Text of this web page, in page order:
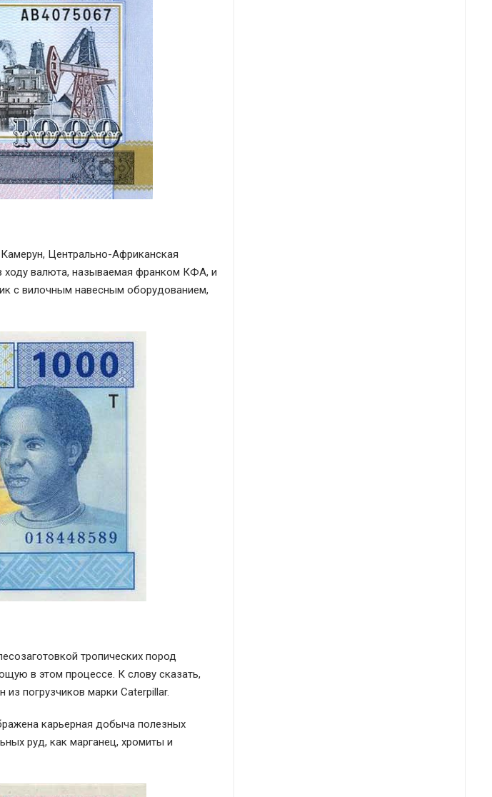
Центрально-Африканская
ходу валюта, называемая франком КФА, и
с вилочным навесным оборудованием,
тропических пород
в этом процессе. К слову сказать,
из погрузчиков марки Caterpillar.
карьерная добыча полезных
руд, как марганец, хромиты и